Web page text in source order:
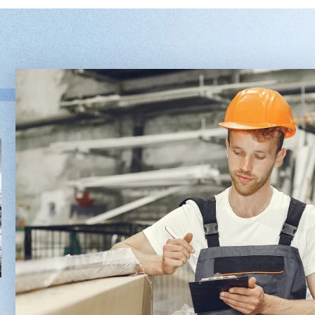
Двухсторонний шипорез
MX6015
2 854 839 ₽
3 201 613 ₽
Артикул: 2497
Длина заготовки: 400-1500 мм
Макс. ширина заготовки: 580 мм
Станок проходного типа
Узлы: 4 пилы, 2 фрезы
Вес: 3800 кг
5/1
2 451
2 701 613
Артикул:
Длина
Ширина
Толщина
Масса: